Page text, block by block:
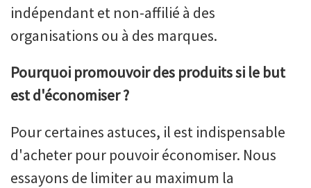
indépendant et non-affilié à des
organisations ou à des marques.
Pourquoi promouvoir des produits si le but
est d'économiser ?
Pour certaines astuces, il est indispensable
d'acheter pour pouvoir économiser. Nous
essayons de limiter au maximum la